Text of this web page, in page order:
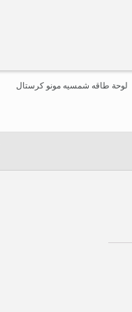
لوحة طاقه شمسيه مونو كرستال